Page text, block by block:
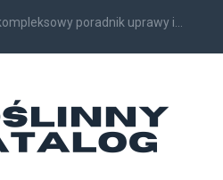
rozpoznawać i leczyć ich...